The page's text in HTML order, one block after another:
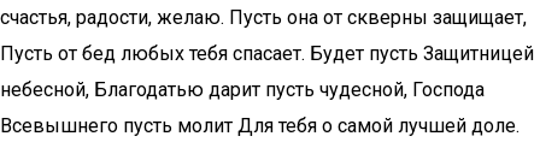
счастья, радости, желаю. Пусть она от скверны защищает,
Пусть от бед любых тебя спасает. Будет пусть Защитницей
небесной, Благодатью дарит пусть чудесной, Господа
Всевышнего пусть молит Для тебя о самой лучшей доле.